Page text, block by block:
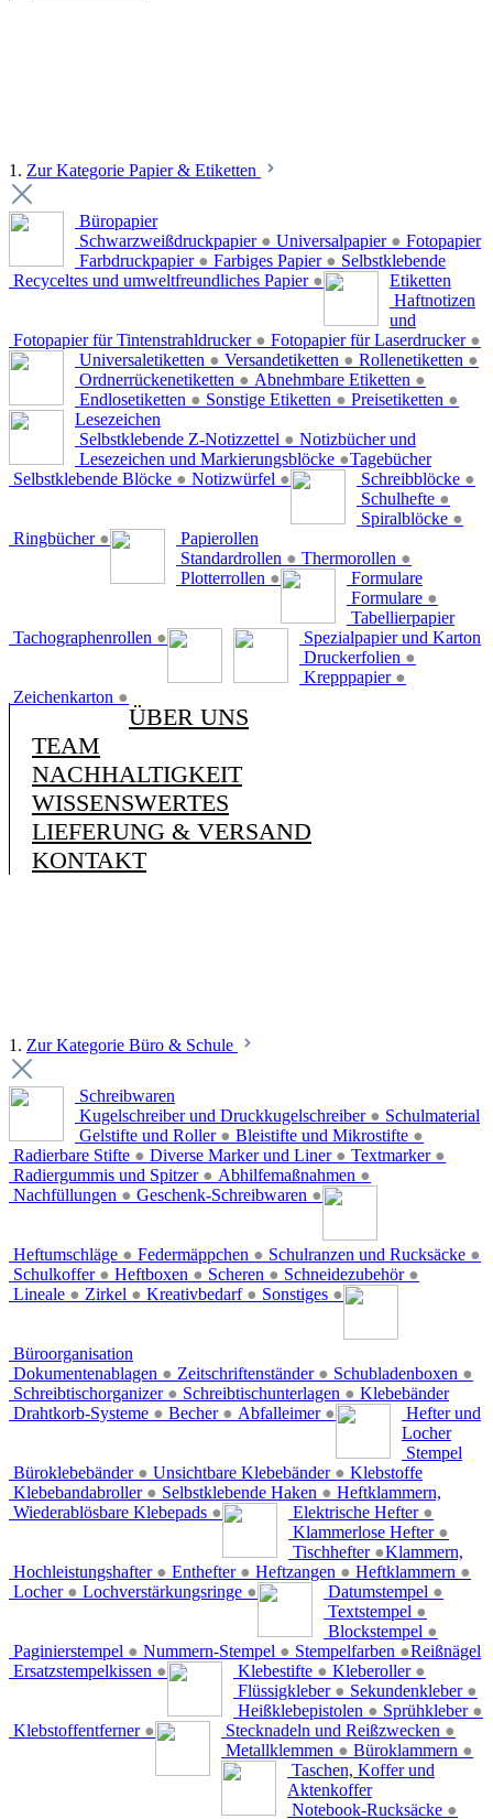
1. Zur Kategorie Papier & Etiketten
Büropapier
Schwarzweißdruckpapier ● Universalpapier ●
Farbdruckpapier ● Farbiges Papier ●
Recyceltes und umweltfreundliches Papier ●
Fotopapier
Fotopapier für Tintenstrahldrucker ● Fotopapier für Laserdrucker ●
Selbstklebende
Etiketten
Universaletiketten ● Versandetiketten ● Rollenetiketten ●
Ordnerrückenetiketten ● Abnehmbare Etiketten ●
Endlosetiketten ● Sonstige Etiketten ● Preisetiketten ●
Haftnotizen
und
Lesezeichen
Selbstklebende Z-Notizzettel ●
Lesezeichen und Markierungsblöcke ●
Selbstklebende Blöcke ● Notizwürfel ●
Notizbücher und
Tagebücher
Schreibblöcke ●
Schulhefte ●
Spiralblöcke ●
Ringbücher ●
Papierollen
Standardrollen ● Thermorollen ●
Plotterrollen ●
Formulare
Formulare ●
Tachographenrollen ●
Tabellierpapier
Spezialpapier und Karton
Druckerfolien ●
Krepppapier ●
Zeichenkarton ●
ÜBER UNS
TEAM
NACHHALTIGKEIT
WISSENSWERTES
LIEFERUNG & VERSAND
KONTAKT
1. Zur Kategorie Büro & Schule
Schreibwaren
Kugelschreiber und Druckkugelschreiber ●
Gelstifte und Roller ● Bleistifte und Mikrostifte ●
Radierbare Stifte ● Diverse Marker und Liner ● Textmarker ●
Radiergummis und Spitzer ● Abhilfemaßnahmen ●
Nachfüllungen ● Geschenk-Schreibwaren ●
Schulmaterial
Heftumschläge ● Federmäppchen ● Schulranzen und Rucksäcke ●
Schulkoffer ● Heftboxen ● Scheren ● Schneidezubehör ●
Lineale ● Zirkel ● Kreativbedarf ● Sonstiges ●
Büroorganisation
Dokumentenablagen ● Zeitschriftenständer ● Schubladenboxen ●
Schreibtischorganizer ● Schreibtischunterlagen ●
Drahtkorb-Systeme ● Becher ● Abfalleimer ●
Klebebänder
Büroklebebänder ● Unsichtbare Klebebänder ●
Klebebandabroller ● Selbstklebende Haken ●
Wiederablösbare Klebepads ●
Hefter und
Locher
Elektrische Hefter ●
Klammerlose Hefter ●
Tischhefter ●
Hochleistungshafter ● Enthefter ● Heftzangen ● Heftklammern ●
Locher ● Lochverstärkungsringe ●
Stempel
Datumstempel ●
Textstempel ●
Blockstempel ●
Paginierstempel ● Nummern-Stempel ● Stempelfarben ●
Ersatzstempelkissen ●
Klebstoffe
Klebestifte ● Kleberoller ●
Flüssigkleber ● Sekundenkleber ●
Heißklebepistolen ● Sprühkleber ●
Klebstoffentferner ●
Heftklammern,
Klammern,
Reißnägel
Stecknadeln und Reißzwecken ●
Metallklemmen ● Büroklammern ●
Taschen, Koffer und
Aktenkoffer
Notebook-Rucksäcke ●